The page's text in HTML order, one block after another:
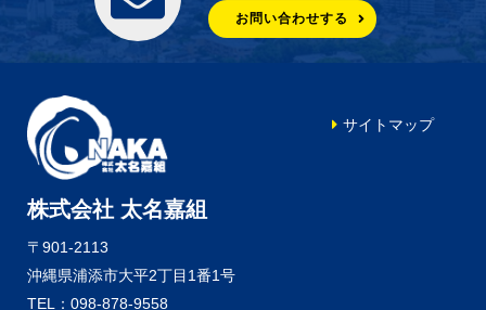
お問い合わせする
株式会社 太名嘉組
〒901-2113
沖縄県浦添市大平2丁目1番1号
TEL：098-878-9558
サイトマップ